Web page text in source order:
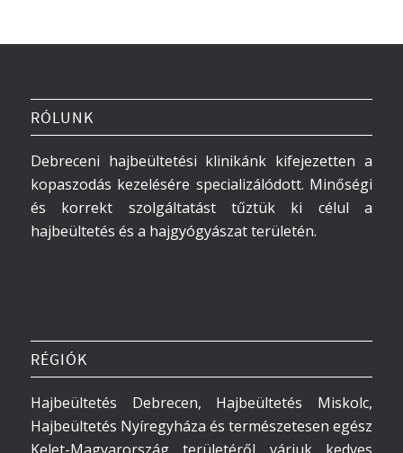
RÓLUNK
Debreceni hajbeültetési klinikánk kifejezetten a
kopaszodás kezelésére specializálódott. Minőségi
és korrekt szolgáltatást tűztük ki célul a
hajbeültetés és a hajgyógyászat területén.
RÉGIÓK
Hajbeültetés Debrecen, Hajbeültetés Miskolc,
Hajbeültetés Nyíregyháza és természetesen egész